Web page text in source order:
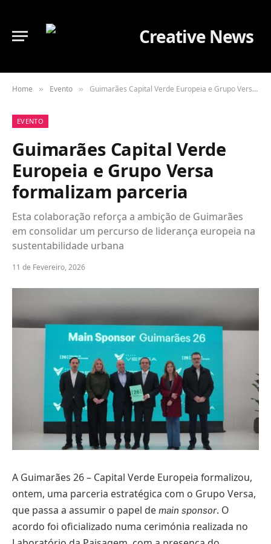
Home » Evento » Guimarães Capital Verde Europeia e Grupo Versa formalizam parceria
EVENTO
Guimarães Capital Verde
Europeia e Grupo Versa
formalizam parceria
Esta colaboração reforça a ambição de Guimarães
em consolidar um percurso de liderança europeia na
sustentabilidade urbana
11 de Fevereiro, 2026
A Guimarães 26 – Capital Verde Europeia formalizou,
ontem, uma parceria estratégica com o Grupo Versa,
que passa a assumir o papel de main sponsor. O
acordo foi oficializado numa cerimónia realizada no